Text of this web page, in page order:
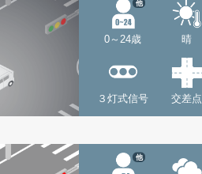
0～24歳
他
晴
３灯式信号 交差点
他